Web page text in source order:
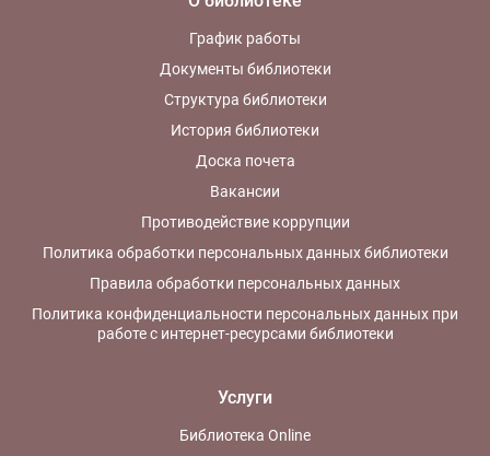
График работы
Документы библиотеки
Структура библиотеки
История библиотеки
Доска почета
Вакансии
Противодействие коррупции
Политика обработки персональных данных библиотеки
Правила обработки персональных данных
Политика конфиденциальности персональных данных при
работе с интернет-ресурсами библиотеки
Услуги
Библиотека Online